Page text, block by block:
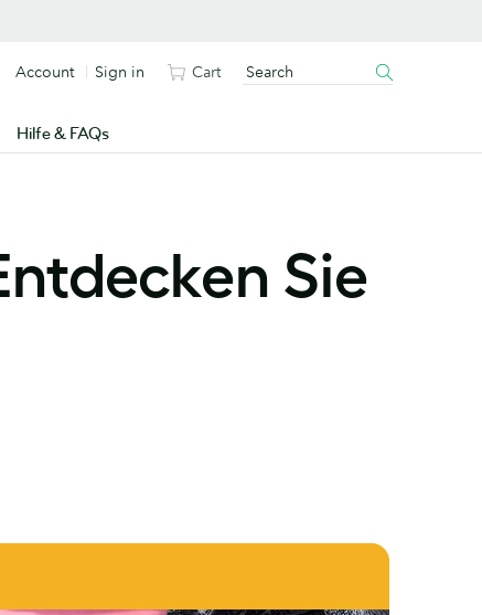
Hilfe & FAQs
Account Sign in Cart
Sie